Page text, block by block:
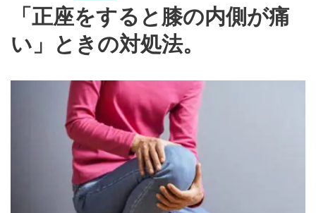
「正座をすると膝の内側が痛
い」ときの対処法。